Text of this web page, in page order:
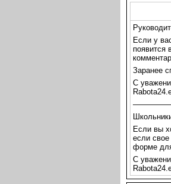
Если у
появится
Заранее
С
Если вы
если
форме
С